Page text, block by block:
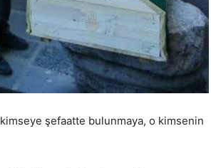
kimseye şefaatte bulunmaya, o kimsenin